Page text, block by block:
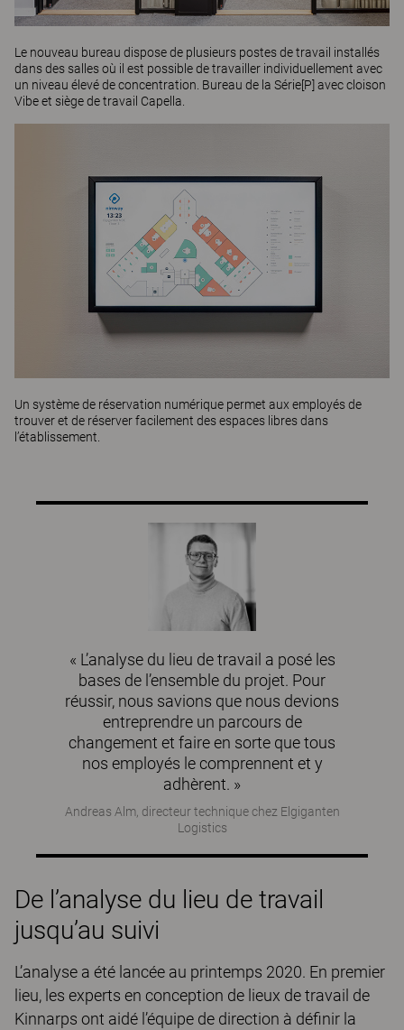
Le nouveau bureau dispose de plusieurs postes de travail installés
dans des salles où il est possible de travailler individuellement avec
un niveau élevé de concentration. Bureau de la Série[P]avec cloison
Vibeet siège de travail Capella
Un système de réservation numérique permet aux employés de
trouver et de réserver facilement des espaces libres dans
l’établissement.
« L’analyse du lieu de travail a posé les
bases de l’ensemble du projet. Pour
réussir, nous savions que nous devions
entreprendre un parcours de
changement et faire en sorte que tous
nos employés le comprennent et y
adhèrent. »
Andreas Alm, directeur technique chez Elgiganten
Logistics
De l’analyse du lieu de travail
jusqu’au suivi
L’analyse a été lancée au printemps 2020. En premier
lieu, les experts en conception de lieux de travail de
Kinnarps ont aidé l’équipe de direction à définir la